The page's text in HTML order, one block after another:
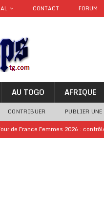
CONTACT FORUM
AU TOGO AFRIQUE
CONTRIBUER PUBLIER UNE
de France Femmes 2026 :